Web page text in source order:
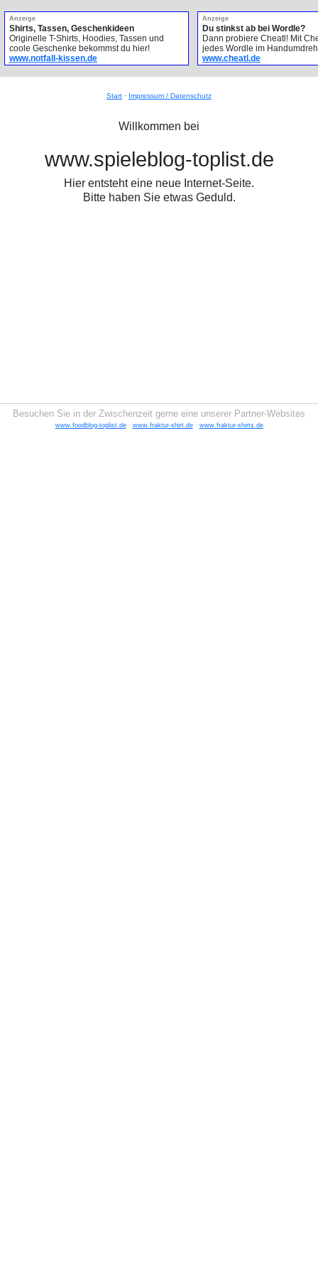
Anzeige
Shirts, Tassen, Geschenkideen
Originelle T-Shirts, Hoodies, Tassen und
coole Geschenke bekommst du hier!
www.notfall-kissen.de
Anzeige
Du stinkst ab bei Wordle?
Dann probiere Cheatl! Mit
jedes Wordle im
www.cheatl.de
Start · Impressum / Datenschutz
Willkommen bei
www.spieleblog-toplist.de
Hier entsteht eine neue Internet-Seite.
Bitte haben Sie etwas Geduld.
Besuchen Sie in der Zwischenzeit gerne eine unserer Partner-Websites
www.foodblog-toplist.de· www.fraktur-shirt.de· www.fraktur-shirts.de